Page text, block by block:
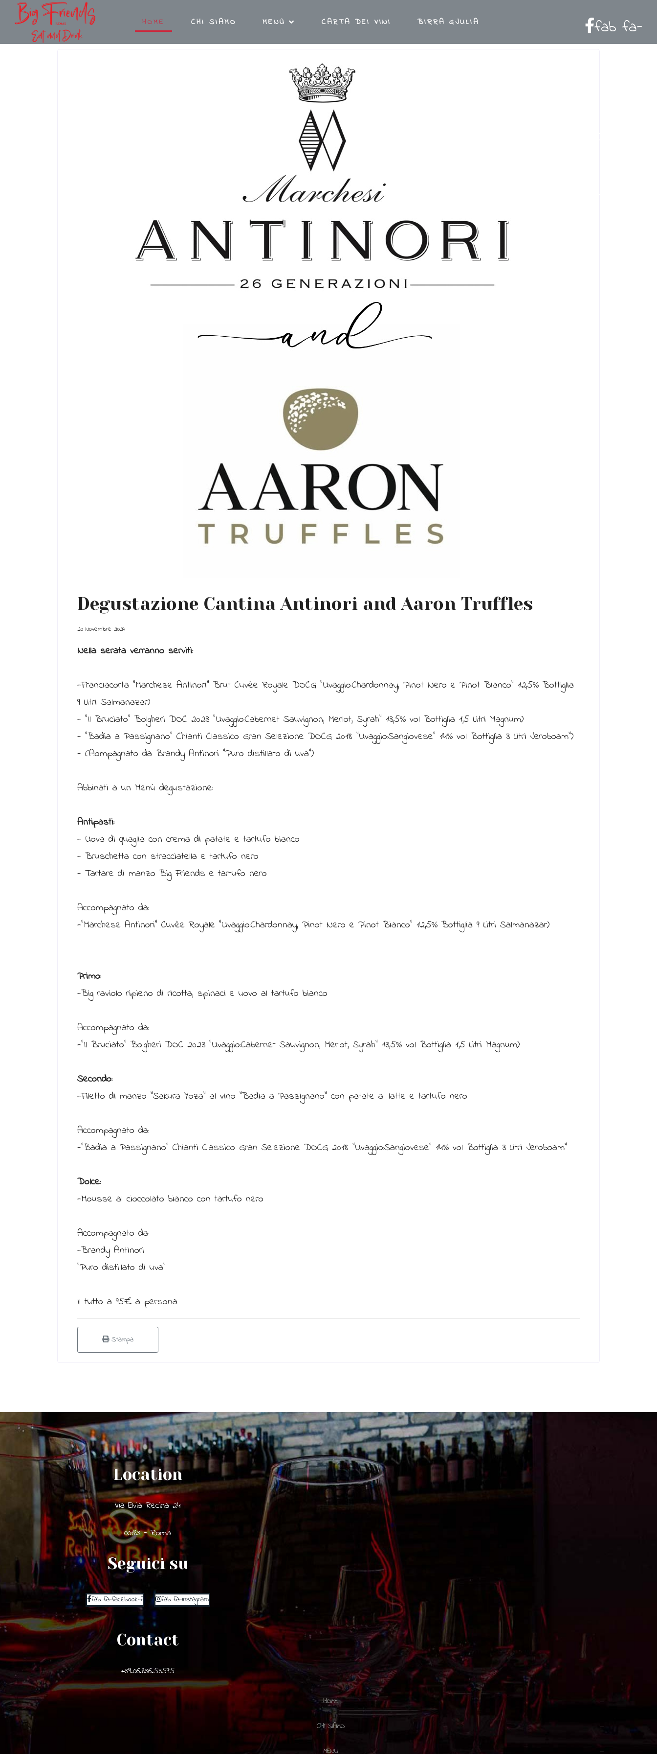
HOME CHI SIAMO MENÙ CARTA DEI VINI BIRRA GJULIA fab fa-
Degustazione Cantina Antinori and Aaron Truffles
20 Novembre 2024
Nella serata verranno serviti:
-Franciacorta “Marchese Antinori” Brut Cuvèe Royale DOCG “Uvaggio:Chardonnay, Pinot Nero e Pinot Bianco” 12,5% Bottiglia
9 Litri Salmanazar)
- “Il Bruciato” Bolgheri DOC 2023 “Uvaggio:Cabernet Sauvignon, Merlot, Syrah” 13,5% vol Bottiglia 1,5 Litri Magnum)
- “Badia a Passignano” Chianti Classico Gran Selezione DOCG 2018 “Uvaggio:Sangiovese” 14% vol Bottiglia 3 Litri Jeroboam”)
- (Aompagnato da Brandy Antinori “Puro distillato di uva”)
Abbinati a un Menù degustazione:
Antipasti:
- Uova di quaglia con crema di patate e tartufo bianco
- Bruschetta con stracciatella e tartufo nero
- Tartare di manzo Big Friends e tartufo nero
Accompagnato da:
-“Marchese Antinori” Cuvèe Royale “Uvaggio:Chardonnay, Pinot Nero e Pinot Bianco” 12,5% Bottiglia 9 Litri Salmanazar)
Primo:
-Big raviolo ripieno di ricotta, spinaci e uovo al tartufo bianco
Accompagnato da:
-“Il Bruciato” Bolgheri DOC 2023 “Uvaggio:Cabernet Sauvignon, Merlot, Syrah” 13,5% vol Bottiglia 1,5 Litri Magnum)
Secondo:
-Filetto di manzo “Sakura Yoza” al vino “Badia a Passignano” con patate al latte e tartufo nero
Accompagnato da:
-“Badia a Passignano” Chianti Classico Gran Selezione DOCG 2018 “Uvaggio:Sangiovese” 14% vol Bottiglia 3 Litri Jeroboam”
Dolce:
-Mousse al cioccolato bianco con tartufo nero
Accompagnato da:
-Brandy Antinori
“Puro distillato di uva”
Il tutto a 95€ a persona
Stampa
Location
Via Elvia Recina 24
00183 - Roma
Seguici su
fab fa-facebook-f fab fa-instagram
Contact
+39.06.836.53595
HOME
CHI SIAMO
MENU